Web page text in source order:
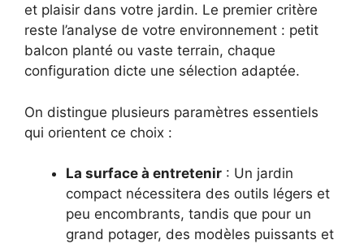
et plaisir dans votre jardin. Le premier critère
reste l’analyse de votre environnement : petit
balcon planté ou vaste terrain, chaque
configuration dicte une sélection adaptée.
On distingue plusieurs paramètres essentiels
qui orientent ce choix :
La surface à entretenir : Un jardin
compact nécessitera des outils légers et
peu encombrants, tandis que pour un
grand potager, des modèles puissants et